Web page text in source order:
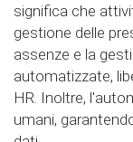
significa che
gestione delle
assenze e la
automatizzate,
HR. Inoltre,
umani,